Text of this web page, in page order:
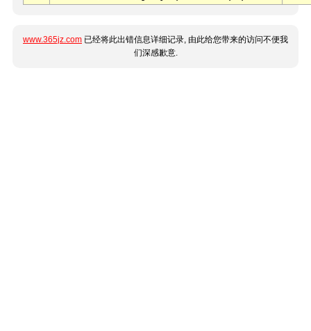
www.365jz.com 已经将此出错信息详细记录, 由此给您带来的访问不便我
们深感歉意.